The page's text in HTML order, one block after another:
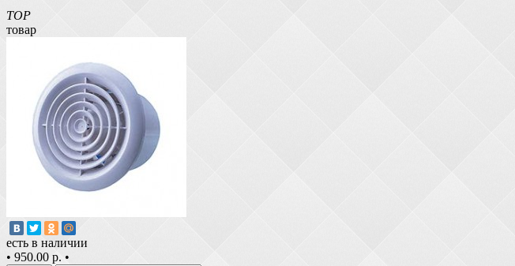
TOP
товар
есть в наличии
• 950.00 р. •